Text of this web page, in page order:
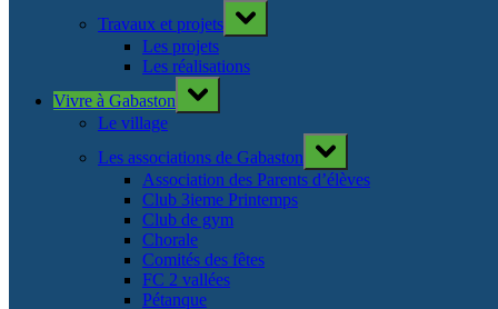
Travaux et projets
Toggle
sub-
Les projets
Les réalisations
Vivre à Gabaston
Toggle
sub-
Le village
Les associations de Gabaston
Toggle
sub-
menu
Association des Parents d’élèves
Club 3ieme Printemps
Club de gym
Chorale
Comités des fêtes
FC 2 vallées
Pétanque